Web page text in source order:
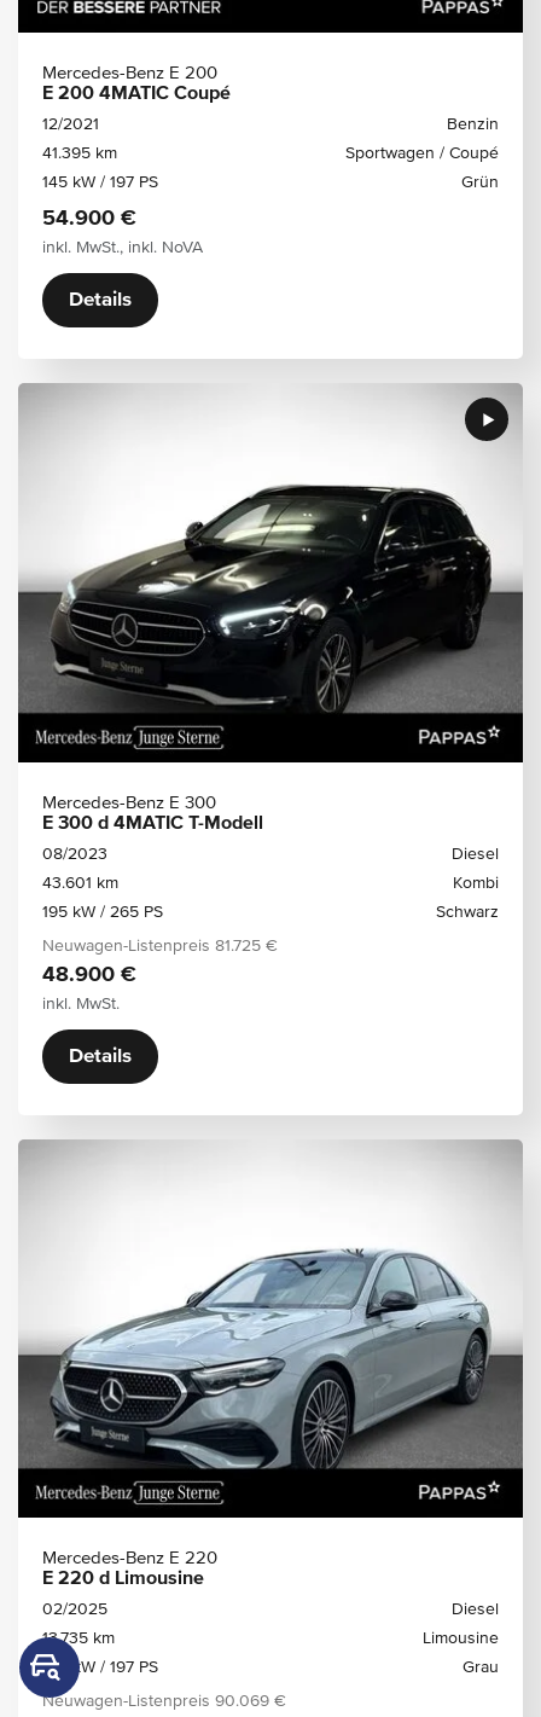
Mercedes-Benz E 200
E 200 4MATIC Coupé
12/2021
Benzin
41.395 km
Sportwagen / Coupé
145 kW / 197 PS
Grün
54.900 €
inkl. MwSt., inkl. NoVA
Details
Mercedes-Benz E 300
E 300 d 4MATIC T-Modell
08/2023
Diesel
43.601 km
Kombi
195 kW / 265 PS
Schwarz
Neuwagen-Listenpreis 81.725 €
48.900 €
inkl. MwSt.
Details
Mercedes-Benz E 220
E 220 d Limousine
02/2025
Diesel
13.735 km
Limousine
145 kW / 197 PS
Grau
Neuwagen-Listenpreis 90.069 €